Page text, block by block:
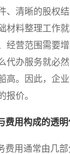
、清晰的股权
材料整理工作
经营范围需要
代办服务就必然
高。因此，企
报价。
费用构成的透明
用通常由几部